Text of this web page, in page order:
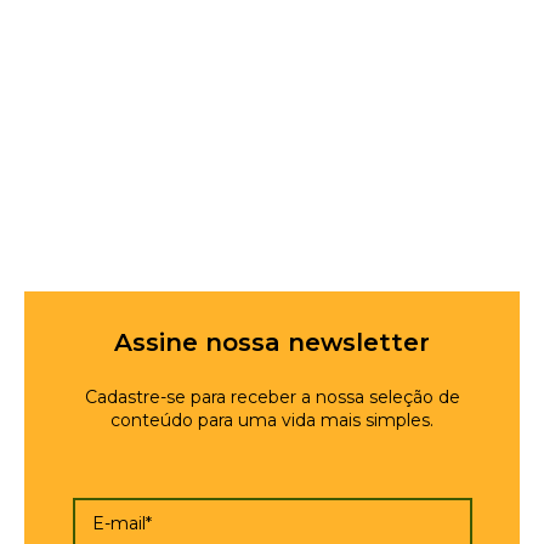
Assine nossa newsletter
Cadastre-se para receber a nossa seleção de
conteúdo para uma vida mais simples.
E-mail*